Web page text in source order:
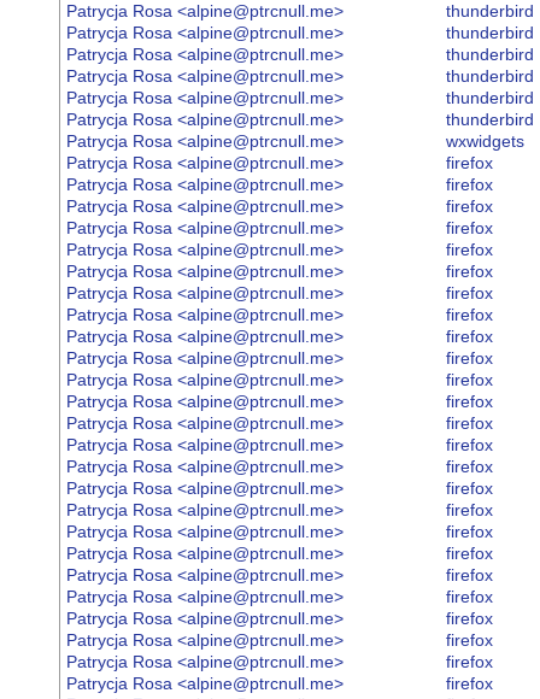
Patrycja Rosa <alpine@ptrcnull.me>
thunderbird
Patrycja Rosa <alpine@ptrcnull.me>
thunderbird
Patrycja Rosa <alpine@ptrcnull.me>
thunderbird
Patrycja Rosa <alpine@ptrcnull.me>
thunderbird
Patrycja Rosa <alpine@ptrcnull.me>
thunderbird
Patrycja Rosa <alpine@ptrcnull.me>
thunderbird
Patrycja Rosa <alpine@ptrcnull.me>
wxwidgets
Patrycja Rosa <alpine@ptrcnull.me>
firefox
Patrycja Rosa <alpine@ptrcnull.me>
firefox
Patrycja Rosa <alpine@ptrcnull.me>
firefox
Patrycja Rosa <alpine@ptrcnull.me>
firefox
Patrycja Rosa <alpine@ptrcnull.me>
firefox
Patrycja Rosa <alpine@ptrcnull.me>
firefox
Patrycja Rosa <alpine@ptrcnull.me>
firefox
Patrycja Rosa <alpine@ptrcnull.me>
firefox
Patrycja Rosa <alpine@ptrcnull.me>
firefox
Patrycja Rosa <alpine@ptrcnull.me>
firefox
Patrycja Rosa <alpine@ptrcnull.me>
firefox
Patrycja Rosa <alpine@ptrcnull.me>
firefox
Patrycja Rosa <alpine@ptrcnull.me>
firefox
Patrycja Rosa <alpine@ptrcnull.me>
firefox
Patrycja Rosa <alpine@ptrcnull.me>
firefox
Patrycja Rosa <alpine@ptrcnull.me>
firefox
Patrycja Rosa <alpine@ptrcnull.me>
firefox
Patrycja Rosa <alpine@ptrcnull.me>
firefox
Patrycja Rosa <alpine@ptrcnull.me>
firefox
Patrycja Rosa <alpine@ptrcnull.me>
firefox
Patrycja Rosa <alpine@ptrcnull.me>
firefox
Patrycja Rosa <alpine@ptrcnull.me>
firefox
Patrycja Rosa <alpine@ptrcnull.me>
firefox
Patrycja Rosa <alpine@ptrcnull.me>
firefox
Patrycja Rosa <alpine@ptrcnull.me>
firefox